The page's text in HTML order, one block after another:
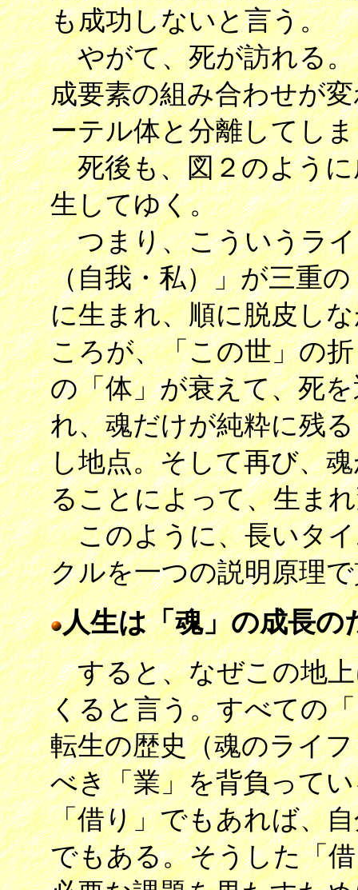
も成功しないと言う。
やがて、死が訪れる。
成要素の組み合わせが
ーテル体と分離してし
死後も、図２のように
生してゆく。
つまり、こういうライ
（自我・私）」が三重
に生まれ、順に脱皮し
ころが、「この世」の
の「体」が衰えて、死
れ、魂だけが純粋に残
し地点。そして再び、
ることによって、生ま
このように、長いタイ
クルを一つの説明原理
人生は「魂」の成長の
すると、なぜこの地上
くると言う。すべての
転生の歴史（魂のライ
べき「業」を背負って
「借り」でもあれば、
でもある。そうした「